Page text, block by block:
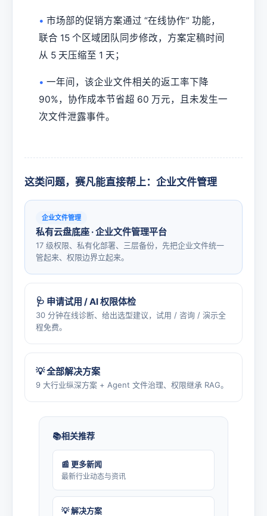
• 市场部的促销方案通过 “在线协作” 功能，
联合 15 个区域团队同步修改，方案定稿时间
从 5 天压缩至 1 天；
• 一年间，该企业文件相关的返工率下降
90%，协作成本节省超 60 万元，且未发生一
次文件泄露事件。
这类问题，赛凡能直接帮上：企业文件管理
企业文件管理
私有云盘底座 · 企业文件管理平台
17 级权限、私有化部署、三层备份，先把企业文件统一
管起来、权限边界立起来。
🩺 申请试用 / AI 权限体检
30 分钟在线诊断、给出选型建议，试用 / 咨询 / 演示全
程免费。
💡 全部解决方案
9 大行业纵深方案 + Agent 文件治理、权限继承 RAG。
相关推荐
📰 更多新闻
最新行业动态与资讯
💡 解决方案